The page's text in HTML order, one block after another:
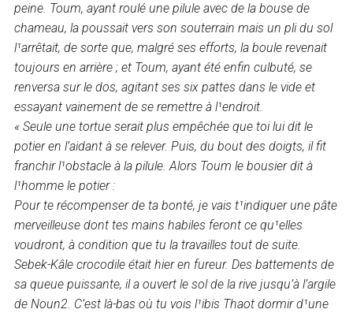
peine. Toum, ayant roulé une pilule avec de la bouse de
chameau, la poussait vers son souterrain mais un pli du sol
l¹arrêtait, de sorte que, malgré ses efforts, la boule revenait
toujours en arrière ; et Toum, ayant été enfin culbuté, se
renversa sur le dos, agitant ses six pattes dans le vide et
essayant vainement de se remettre à l¹endroit.
« Seule une tortue serait plus empêchée que toi lui dit le
potier en l’aidant à se relever. Puis, du bout des doigts, il fit
franchir l¹obstacle à la pilule. Alors Toum le bousier dit à
l¹homme le potier :
Pour te récompenser de ta bonté, je vais t¹indiquer une pâte
merveilleuse dont tes mains habiles feront ce qu¹elles
voudront, à condition que tu la travailles tout de suite.
Sebek-Kâle crocodile était hier en fureur. Des battements de
sa queue puissante, il a ouvert le sol de la rive jusqu’à l’argile
de Noun2. C’est là-bas où tu vois l¹ibis Thaot dormir d¹une